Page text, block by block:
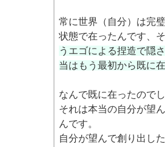
常に世界（自分）は完
状態で在ったんです、
うエゴによる捏造で隠
当はもう最初から既に
なんで既に在ったので
それは本当の自分が望
んです。
自分が望んで創り出し